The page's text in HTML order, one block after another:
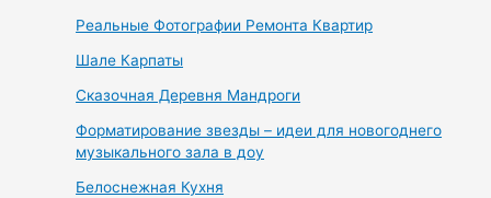
Реальные Фотографии Ремонта Квартир
Шале Карпаты
Сказочная Деревня Мандроги
Форматирование звезды – идеи для новогоднего
музыкального зала в доу
Белоснежная Кухня